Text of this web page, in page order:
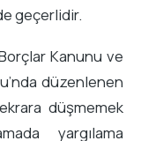
geçerlidir.
Kanunu ve
düzenlenen
düşmemek
yargılama